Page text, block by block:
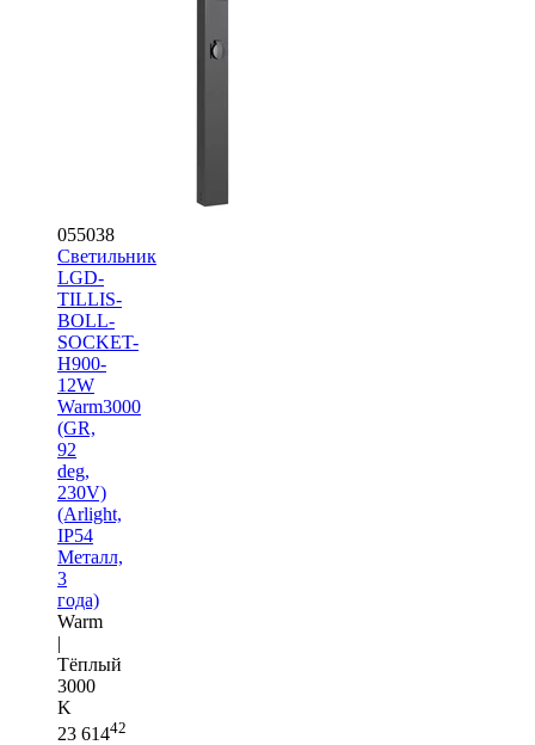
055038
Светильник
LGD-
TILLIS-
BOLL-
SOCKET-
H900-
12W
Warm3000
(GR,
92
deg,
230V)
(Arlight,
IP54
Металл,
3
года)
Warm
|
Тёплый
3000
K
23 61442